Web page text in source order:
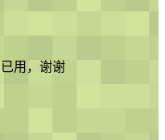
用，谢谢